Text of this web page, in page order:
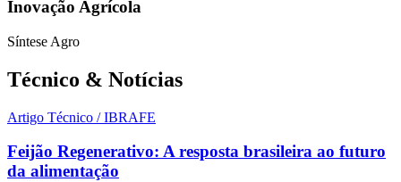
Inovação Agrícola
Síntese Agro
Técnico & Notícias
Artigo Técnico / IBRAFE
Feijão Regenerativo: A resposta brasileira ao futuro
da alimentação